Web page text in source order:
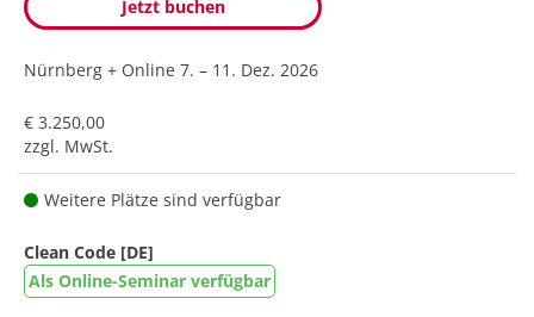
Jetzt buchen
Nürnberg + Online 7. – 11. Dez. 2026
€ 3.250,00
zzgl. MwSt.
Weitere Plätze sind verfügbar
Clean Code [DE]
Als Online-Seminar verfügbar